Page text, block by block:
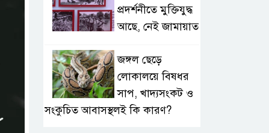
প্রদর্শনীতে মুক্তিযুদ্ধ
আছে, নেই জামায়াত
জঙ্গল ছেড়ে
লোকালয়ে বিষধর
সাপ, খাদ্যসংকট ও
সংকুচিত আবাসস্থলই কি কারণ?